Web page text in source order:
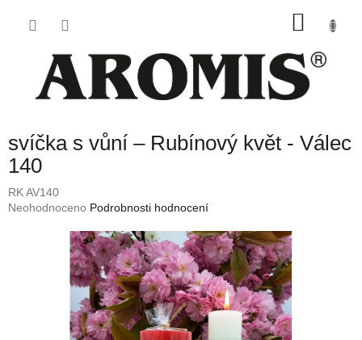
svíčka s vůní – Rubínový květ - Válec
140
RK AV140
Průměrné
Neohodnoceno Podrobnosti hodnocení